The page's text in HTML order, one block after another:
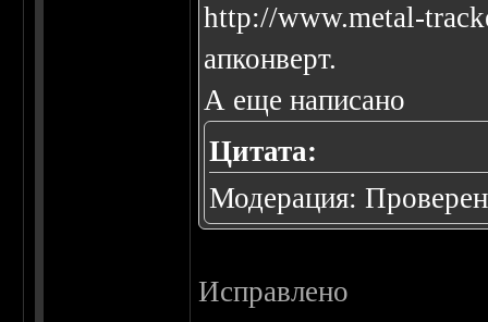
http://www.metal-
апконверт.
А еще написано
Цитата:
Модерация:
Исправлено